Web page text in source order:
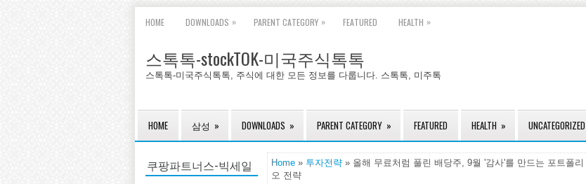
HOME DOWNLOADS » PARENT CATEGORY » FEATURED HEALTH »
스톡톡-stockTOK-미국주식톡톡
스톡톡-미국주식톡톡, 주식에 대한 모든 정보를 다룹니다. 스톡톡, 미주톡
HOME 삼성 » DOWNLOADS » PARENT CATEGORY » FEATURED HEALTH » UNCATEGORIZED
쿠팡파트너스-빅세일 Home » 투자전략 » 올해 무료처럼 풀린 배당주, 9월 '감사'를 만드는 포트폴리
오 전략